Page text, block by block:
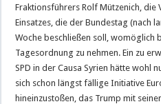
Fraktionsführers Rolf Mützenich, die
Einsatzes, die der Bundestag (nach
Woche beschließen soll, womöglich
Tagesordnung zu nehmen. Ein zu
SPD in der Causa Syrien hätte wohl
sich schon längst fällige Initiative
hineinzustoßen, das Trump mit